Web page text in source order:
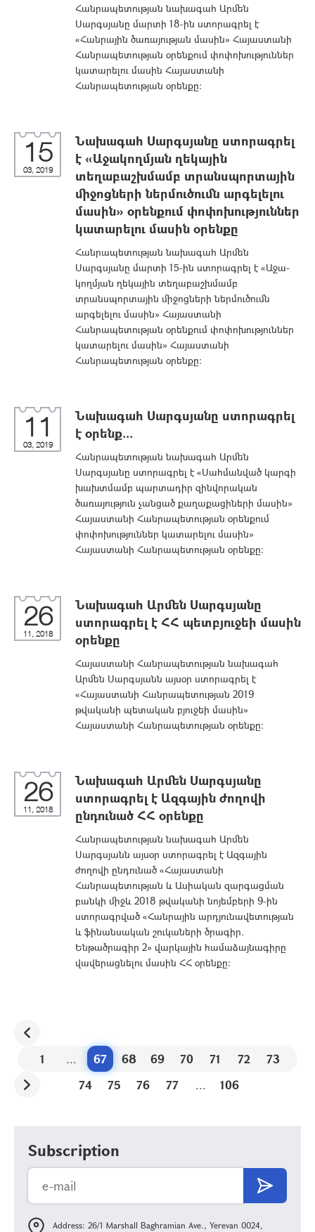
Հանրապետության նախագահ Արմեն
Սարգսյանը մարտի 18-ին ստորագրել է
«Հանրային ծառայության մասին» Հայաստանի
Հանրապետության օրենքում փոփոխություններ
կատարելու մասին Հայաստանի
Հանրապետության օրենքը:
15
03, 2019
Նախագահ Սարգսյանը ստորագրել
է «Աջա­կողմյան ղեկային
տեղաբաշխմամբ տրանսպորտային
միջոց­ների ներմուծումն արգելելու
մասին» օրենքում փոփոխություններ
կատարելու մասին օրենքը
Հանրապետության նախագահ Արմեն
Սարգսյանը մարտի 15-ին ստորագրել է «Աջա­
կողմյան ղեկային տեղաբաշխմամբ
տրանսպորտային միջոց­ների ներմուծումն
արգելելու մասին» Հայաստանի
Հանրապետության օրենքում փոփոխություններ
կատարելու մասին» Հայաստանի
Հանրապետության օրենքը:
11
03, 2019
Նախագահ Սարգսյանը ստորագրել
է օրենք...
Հանրապետության նախագահ Արմեն
Սարգսյանը ստորագրել է «Սահմանված կարգի
խախտմամբ պարտադիր զինվորական
ծառայություն չանցած քաղաքացիների մասին»
Հայաստանի Հանրապետության օրենքում
փոփոխություններ կատարելու մասին»
Հայաստանի Հանրապետության օրենքը։
26
11, 2018
Նախագահ Արմեն Սարգսյանը
ստորագրել է ՀՀ պետբյուջեի մասին
օրենքը
Հայաստանի Հանրապետության նախագահ
Արմեն Սարգսյանն այսօր ստորագրել է
«Հայաստանի Հանրապետության 2019
թվականի պետական բյուջեի մասին»
Հայաստանի Հանրապետության օրենքը:
26
11, 2018
Նախագահ Արմեն Սարգսյանը
ստորագրել է Ազգային ժողովի
ընդունած ՀՀ օրենքը
Հանրապետության նախագահ Արմեն
Սարգսյանն այսօր ստորագրել է Ազգային
ժողովի ընդունած «Հայաստանի
Հանրապետության և Ասիական զարգացման
բանկի միջև 2018 թվականի նոյեմբերի 9-ին
ստորագրված «Հանրային արդյունավետության
և ֆինանսական շուկաների ծրագիր.
Ենթածրագիր 2» վարկային համաձայնագիրը
վավերացնելու մասին ՀՀ օրենքը:
1 ... 67 68 69 70 71 72
73
74
75 76 77 ... 106
Subscription
Address: 26/1 Marshall Baghramian Ave., Yerevan 0024,